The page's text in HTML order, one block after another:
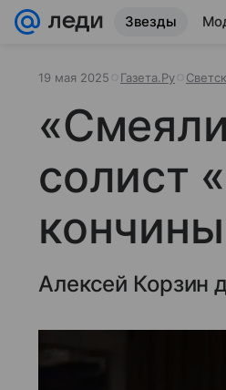
Звезды
19 мая 2025 Газета.Ру
солист
Алексей Корзин